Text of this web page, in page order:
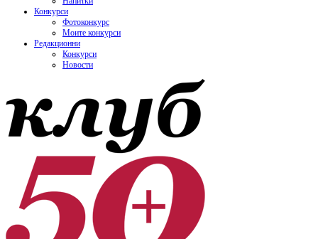
Конкурси
Фотоконкурс
Моите конкурси
Редакционни
Конкурси
Новости